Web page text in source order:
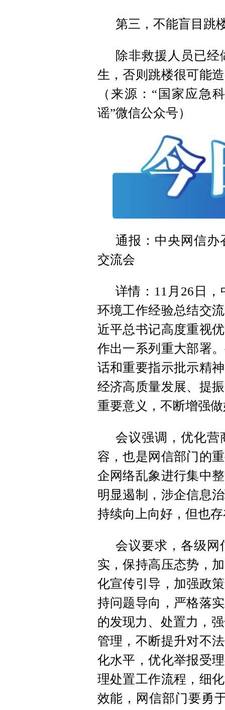
第三，不能盲目跳
除非救援人员已
生，否则跳楼很可能
（来源：“国家应急
谣”微信公众号）
通报：中央网信办
交流会
详情：11月26日
环境工作经验总结交
近平总书记高度重视
作出一系列重大部署
话和重要指示批示精
经济高质量发展、提
重要意义，不断增强
会议强调，优化营
容，也是网信部门的
企网络乱象进行集中
明显遏制，涉企信息
持续向上向好，但也
会议要求，各级网
实，保持高压态势，
化宣传引导，加强政
持问题导向，严格落
的发现力、处置力，
管理，不断提升对不
化水平，优化举报受
理处置工作流程，细
效能，网信部门要勇